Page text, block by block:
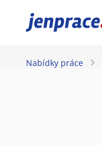
JenPráce.cz
Nabídky práce